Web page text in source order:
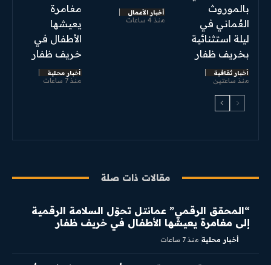
بالموروث
العُماني في
ليلة استثنائية
بخريف ظفار
أخبار ثقافية
منذ ساعتين
أخبار الأعمال
منذ 4 ساعات
مغامرة
يعيشها
الأطفال في
خريف ظفار
أخبار محلية
منذ 7 ساعات
مقالات ذات صلة
“المحقق الرقمي” عمانتل تحوّل السلامة الرقمية
إلى مغامرة يعيشها الأطفال في خريف ظفار
أخبار محلية منذ 7 ساعات